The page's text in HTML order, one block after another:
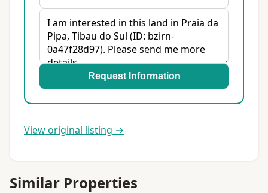
Request Information
View original listing →
Similar Properties